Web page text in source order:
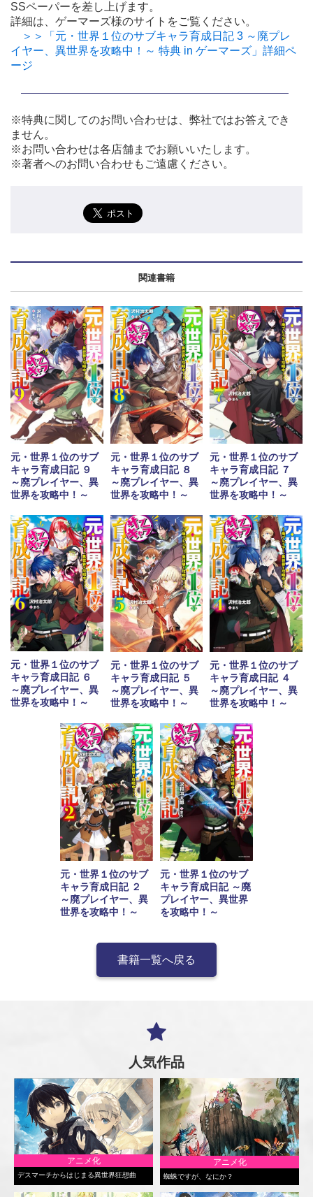
SSペーパーを差し上げます。
詳細は、ゲーマーズ様のサイトをご覧ください。
＞＞「元・世界１位のサブキャラ育成日記 3 ～廃プレ
イヤー、異世界を攻略中！～ 特典 in ゲーマーズ」詳細ペ
ージ
※特典に関してのお問い合わせは、弊社ではお答えでき
ません。
※お問い合わせは各店舗までお願いいたします。
※著者へのお問い合わせもご遠慮ください。
関連書籍
元・世界１位のサブ
キャラ育成日記 ９
～廃プレイヤー、異
世界を攻略中！～
元・世界１位のサブ
キャラ育成日記 ８
～廃プレイヤー、異
世界を攻略中！～
元・世界１位のサブ
キャラ育成日記 ７
～廃プレイヤー、異
世界を攻略中！～
元・世界１位のサブ
キャラ育成日記 ６
～廃プレイヤー、異
世界を攻略中！～
元・世界１位のサブ
キャラ育成日記 ５
～廃プレイヤー、異
世界を攻略中！～
元・世界１位のサブ
キャラ育成日記 ４
～廃プレイヤー、異
世界を攻略中！～
元・世界１位のサブ
キャラ育成日記 ２
～廃プレイヤー、異
世界を攻略中！～
元・世界１位のサブ
キャラ育成日記 ～廃
プレイヤー、異世界
を攻略中！～
書籍一覧へ戻る
人気作品
アニメ化
デスマーチからはじまる異世界狂想曲
アニメ化
蜘蛛ですが、なにか？